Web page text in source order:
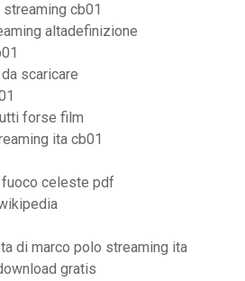
cb01
altadefinizione
scaricare
forse film
ita cb01
celeste pdf
di marco polo streaming ita
gratis